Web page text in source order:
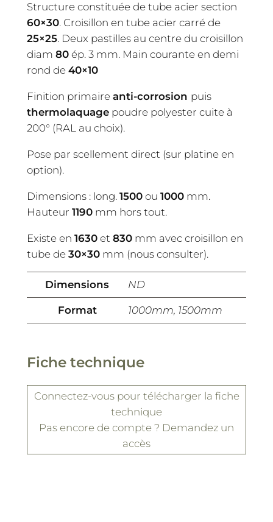
Structure constituée de tube acier section
60×30. Croisillon en tube acier carré de
25×25. Deux pastilles au centre du croisillon
diam 80ép. 3 mm. Main courante en demi
rond de 40×10
Finition primaire anti-corrosion puis
thermolaquagepoudre polyester cuite à
200° (RAL au choix).
Pose par scellement direct (sur platine en
option).
Dimensions : long. 1500ou 1000mm.
Hauteur 1190mm hors tout.
Existe en 1630et 830mm avec croisillon en
tube de 30×30mm (nous consulter).
Dimensions ND
Format 1000mm, 1500mm
Fiche technique
Connectez-vouspour télécharger la fiche
technique
Pas encore de compte ? Demandez un
accès